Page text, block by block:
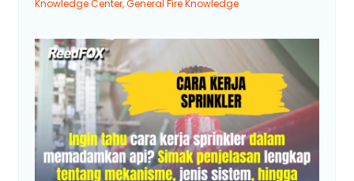
Knowledge Center,General Fire Knowledge